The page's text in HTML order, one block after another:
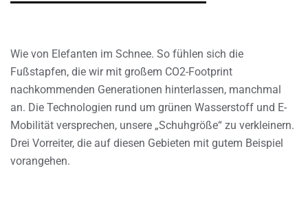
Wie von Elefanten im Schnee. So fühlen sich die
Fußstapfen, die wir mit großem CO2-Footprint
nachkommenden Generationen hinterlassen, manchmal
an. Die Technologien rund um grünen Wasserstoff und E-
Mobilität versprechen, unsere „Schuhgröße“ zu verkleinern.
Drei Vorreiter, die auf diesen Gebieten mit gutem Beispiel
vorangehen.